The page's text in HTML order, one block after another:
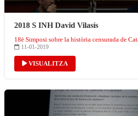
2018 S INH David Vilasís
18è Simposi sobre la història censurada de
11-01-2019
VISUALITZA